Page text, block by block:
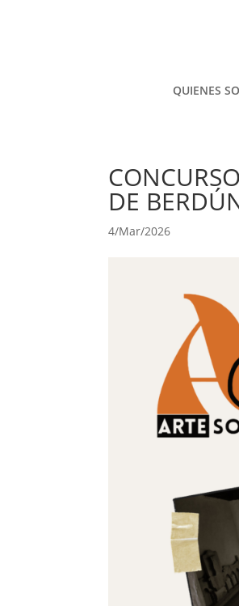
QUIENES
DE
4/Mar/2026